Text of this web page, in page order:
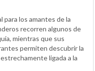
para los amantes de la
recorren algunos de
mientras que sus
permiten descubrir la
ligada a la